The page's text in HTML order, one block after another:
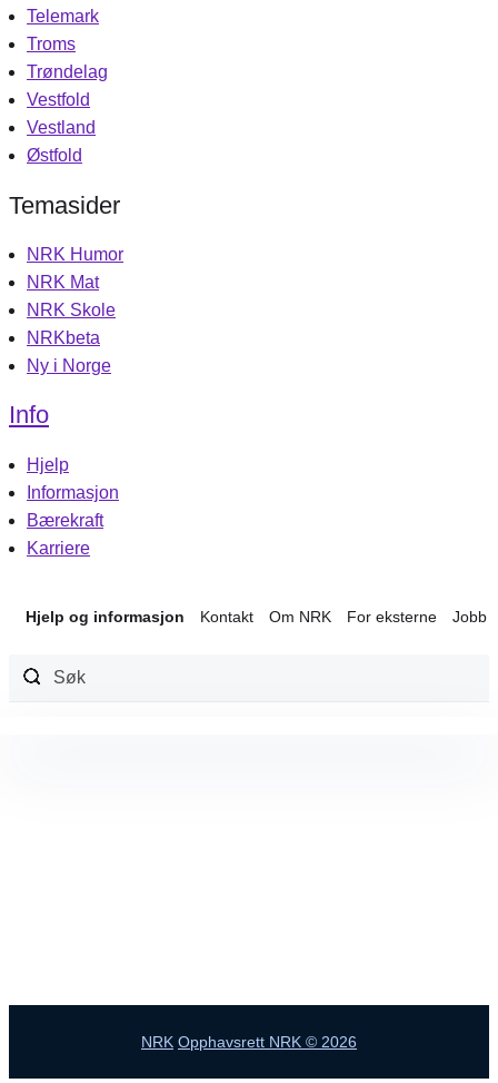
Telemark
Troms
Trøndelag
Vestfold
Vestland
Østfold
Temasider
NRK Humor
NRK Mat
NRK Skole
NRKbeta
Ny i Norge
Info
Hjelp
Informasjon
Bærekraft
Karriere
Hjelp og informasjon Kontakt Om NRK For eksterne Jobb
NRK Opphavsrett NRK © 2026